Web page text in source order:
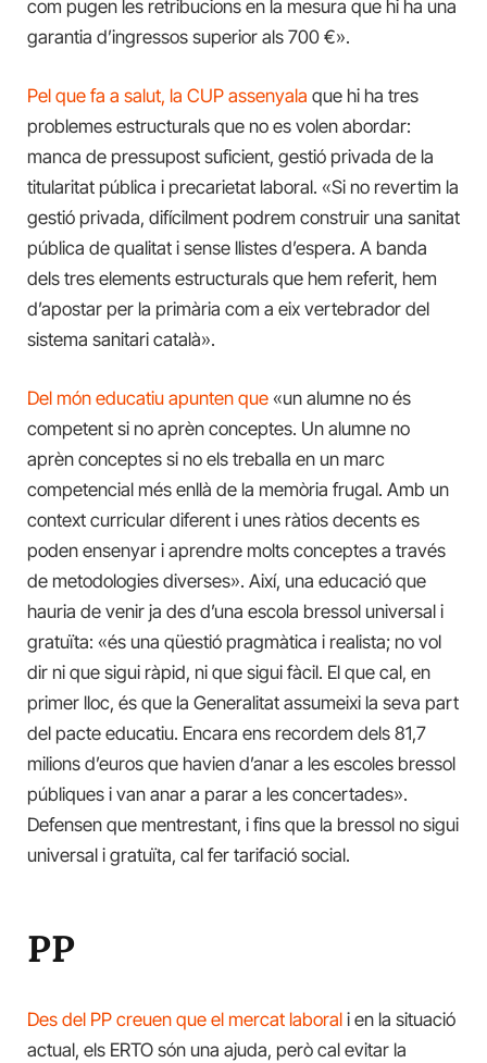
com pugen les retribucions en la mesura que hi ha una
garantia d’ingressos superior als 700 €».
Pel que fa a salut, la CUP assenyala que hi ha tres
problemes estructurals que no es volen abordar:
manca de pressupost suficient, gestió privada de la
titularitat pública i precarietat laboral. «Si no revertim la
gestió privada, difícilment podrem construir una sanitat
pública de qualitat i sense llistes d’espera. A banda
dels tres elements estructurals que hem referit, hem
d’apostar per la primària com a eix vertebrador del
sistema sanitari català».
Del món educatiu apunten que «un alumne no és
competent si no aprèn conceptes. Un alumne no
aprèn conceptes si no els treballa en un marc
competencial més enllà de la memòria frugal. Amb un
context curricular diferent i unes ràtios decents es
poden ensenyar i aprendre molts conceptes a través
de metodologies diverses». Així, una educació que
hauria de venir ja des d’una escola bressol universal i
gratuïta: «és una qüestió pragmàtica i realista; no vol
dir ni que sigui ràpid, ni que sigui fàcil. El que cal, en
primer lloc, és que la Generalitat assumeixi la seva part
del pacte educatiu. Encara ens recordem dels 81,7
milions d’euros que havien d’anar a les escoles bressol
públiques i van anar a parar a les concertades».
Defensen que mentrestant, i fins que la bressol no sigui
universal i gratuïta, cal fer tarifació social.
PP
Des del PP creuen que el mercat laboral i en la situació
actual, els ERTO són una ajuda, però cal evitar la